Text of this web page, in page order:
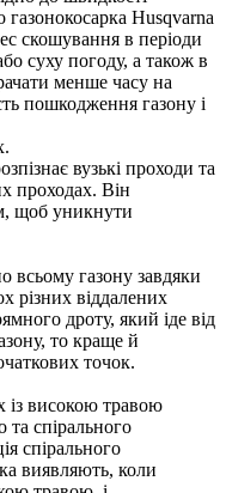
газонокосарка Husqvarna
скошування в періоди
суху погоду, а також в
менше часу на
пошкодження газону і
вузькі проходи та
проходах. Він
щоб уникнути
всьому газону завдяки
різних віддалених
дроту, який іде від
то краще й
точок.
із високою травою
спірального
спірального
виявляють, коли